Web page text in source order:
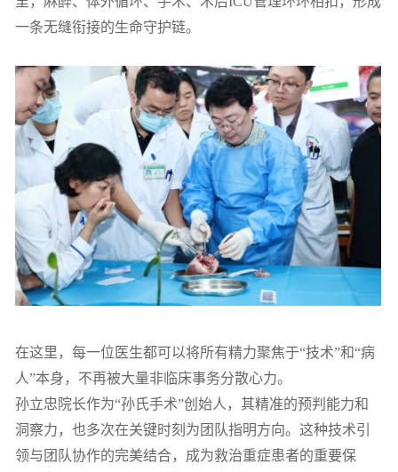
一条无缝衔接的生命守护链。
在这里，每一位医生都可以将所有精力聚焦于“技术”和“病
人”本身，不再被大量非临床事务分散心力。
孙立忠院长作为“孙氏手术”创始人，其精准的预判能力和
洞察力，也多次在关键时刻为团队指明方向。这种技术引
领与团队协作的完美结合，成为救治重症患者的重要保